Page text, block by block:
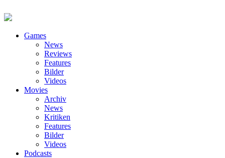
Games
News
Reviews
Features
Bilder
Videos
Movies
Archiv
News
Kritiken
Features
Bilder
Videos
Podcasts